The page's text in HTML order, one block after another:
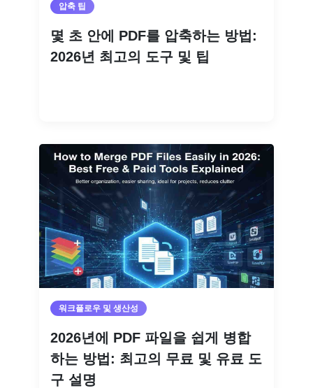
압축 팁
몇 초 안에 PDF를 압축하는 방법:
2026년 최고의 도구 및 팁
워크플로우 및 생산성
2026년에 PDF 파일을 쉽게 병합
하는 방법: 최고의 무료 및 유료 도
구 설명